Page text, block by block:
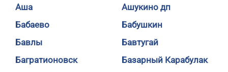
Аша
Ашукино дп
Бабаево
Бабушкин
Бавлы
Бавтугай
Багратионовск
Базарный Карабулак